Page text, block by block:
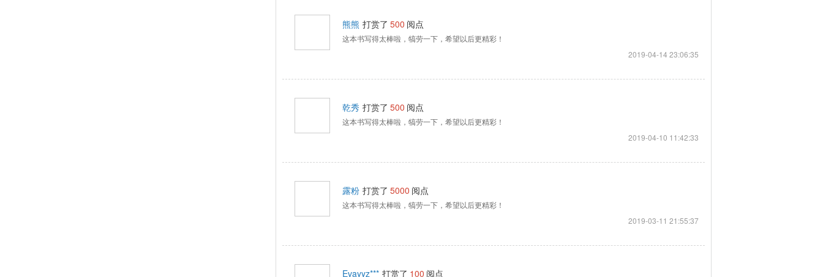
熊熊 打赏了 500 阅点
这本书写得太棒啦，犒劳一下，希望以后更精彩！
2019-04-14 23:06:35
乾秀 打赏了 500 阅点
这本书写得太棒啦，犒劳一下，希望以后更精彩！
2019-04-10 11:42:33
露粉 打赏了 5000 阅点
这本书写得太棒啦，犒劳一下，希望以后更精彩！
2019-03-11 21:55:37
Evayyz*** 打赏了 100 阅点